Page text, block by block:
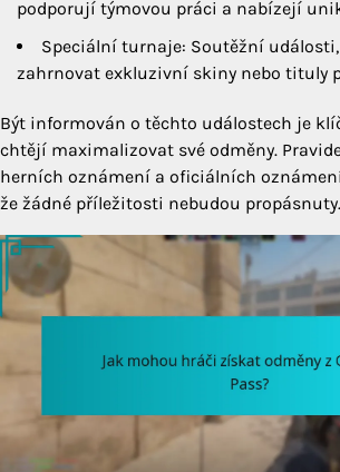
podporují týmovou práci a nabízejí
Speciální turnaje: Soutěžní
zahrnovat exkluzivní skiny nebo tituly
Být informován o těchto událostech je
chtějí maximalizovat své odměny.
herních oznámení a oficiálních
že žádné příležitosti nebudou propásnuty.